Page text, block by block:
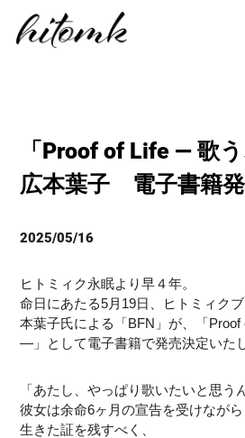
「Proof of Life — 歌
広本葉子 電子書籍
2025/05/16
ヒトミィク永眠より早４年。
命日にあたる5月19日、ヒトミィク
本葉子氏による「BFN」が、「
—」として電子書籍で発売決定いた
「あたし、やっぱり歌いたいと思う
彼女は余命6ヶ月の宣告を受けながら
生きた証を残すべく、